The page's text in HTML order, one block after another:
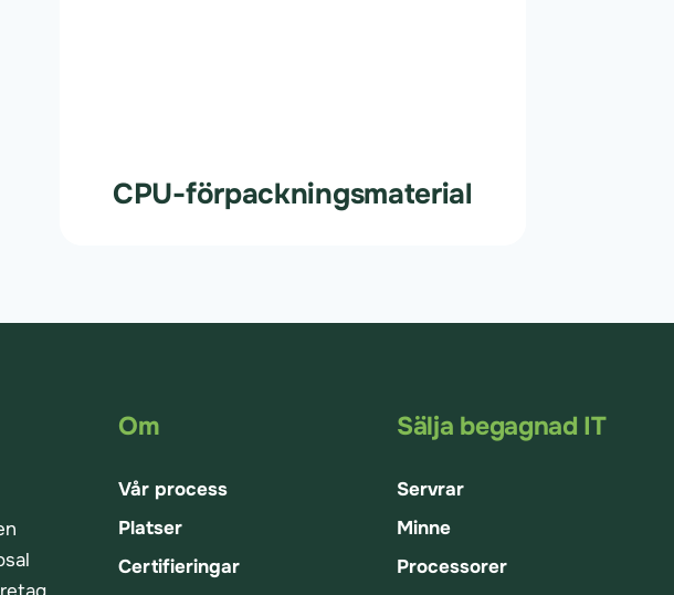
CPU-förpackningsmaterial
Om
Vår process
Platser
Certifieringar
Sälja begagnad IT
Servrar
Minne
Processorer